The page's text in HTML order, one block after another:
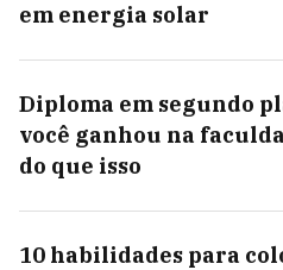
em energia solar
Diploma em segundo
você ganhou na
do que isso
10 habilidades para